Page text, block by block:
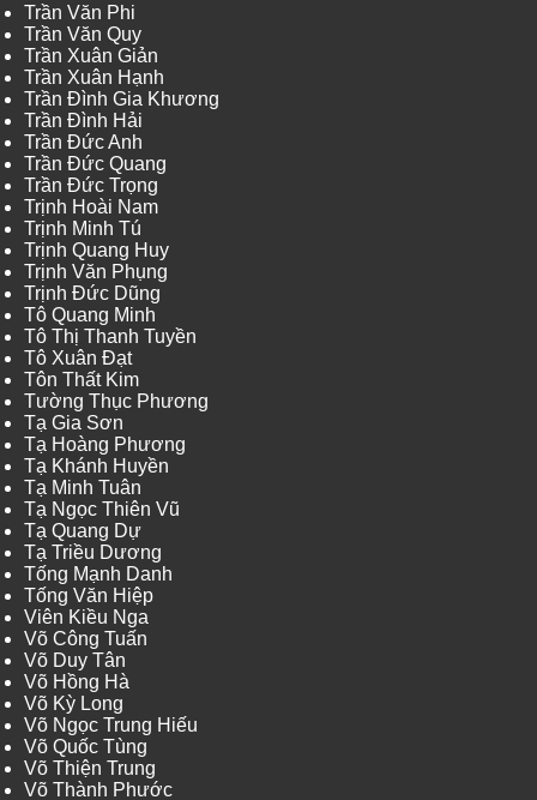
Trần Văn Phi
Trần Văn Quy
Trần Xuân Giản
Trần Xuân Hạnh
Trần Đình Gia Khương
Trần Đình Hải
Trần Đức Anh
Trần Đức Quang
Trần Đức Trọng
Trịnh Hoài Nam
Trịnh Minh Tú
Trịnh Quang Huy
Trịnh Văn Phụng
Trịnh Đức Dũng
Tô Quang Minh
Tô Thị Thanh Tuyền
Tô Xuân Đạt
Tôn Thất Kim
Tường Thục Phương
Tạ Gia Sơn
Tạ Hoàng Phương
Tạ Khánh Huyền
Tạ Minh Tuân
Tạ Ngọc Thiên Vũ
Tạ Quang Dự
Tạ Triều Dương
Tống Mạnh Danh
Tống Văn Hiệp
Viên Kiều Nga
Võ Công Tuấn
Võ Duy Tân
Võ Hồng Hà
Võ Kỳ Long
Võ Ngọc Trung Hiếu
Võ Quốc Tùng
Võ Thiện Trung
Võ Thành Phước